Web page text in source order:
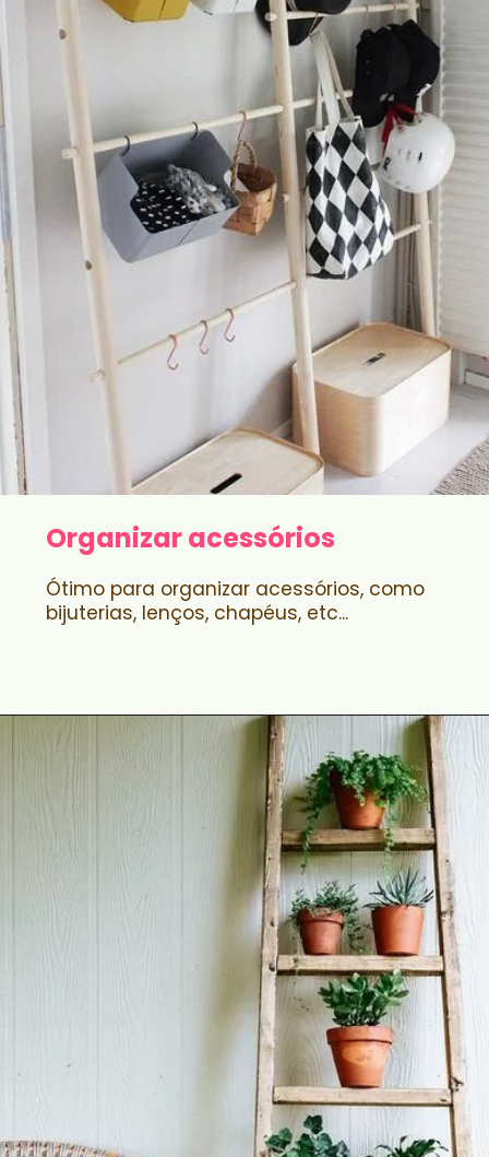
Organizar acessórios
Ótimo para organizar acessórios, como
bijuterias, lenços, chapéus, etc...